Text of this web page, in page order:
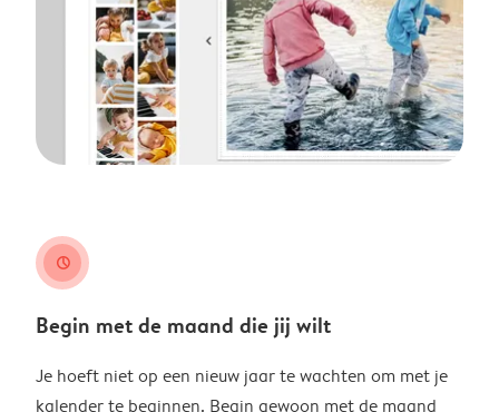
clock
Begin met de maand die jij wilt
Je hoeft niet op een nieuw jaar te wachten om met je
kalender te beginnen. Begin gewoon met de maand